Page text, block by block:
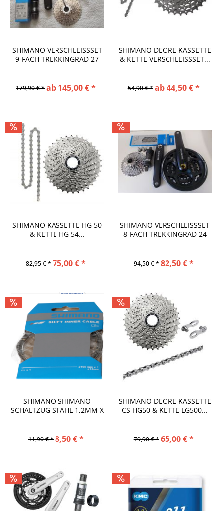
SHIMANO VERSCHLEISSSET 9
-FACH TREKKINGRAD 27 G
179,90 € *ab 145,00 € *
SHIMANO DEORE KASSETTE
& KETTE VERSCHLEISSSET...
54,90 € *ab 44,50 € *
SHIMANO KASSETTE HG 50
& KETTE HG 54...
82,95 € *75,00 € *
SHIMANO VERSCHLEISSSET 8
-FACH TREKKINGRAD 24 G
94,50 € *82,50 € *
SHIMANO SHIMANO
SCHALTZUG STAHL 1,2MM X
11,90 € *8,50 € *
SHIMANO DEORE KASSETTE
CS HG50 & KETTE LG500...
79,90 € *65,00 € *